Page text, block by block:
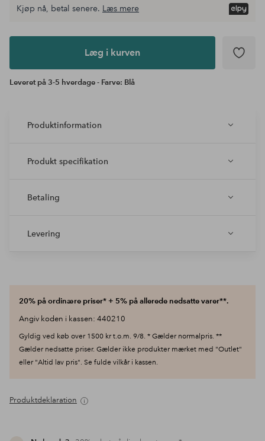
Læg i
Kjøp nå, betal senere. Læs mere
Læg i kurven
Leveret på 3-5 hverdage - Farve: Blå
Produktinformation
Produkt specifikation
Betaling
Levering
20% på ordinære priser* + 5% på allerede nedsatte varer**.
Angiv koden i kassen: 440210
Gyldig ved køb over 1500 kr t.o.m. 9/8. * Gælder normalpris. **
Gælder nedsatte priser. Gælder ikke produkter mærket med "Outlet"
eller "Altid lav pris". Se fulde vilkår i kassen.
Produktdeklaration